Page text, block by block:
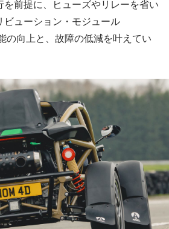
前提に、ヒューズやリレーを省い
ューション・モジュール
の向上と、故障の低減を叶えてい